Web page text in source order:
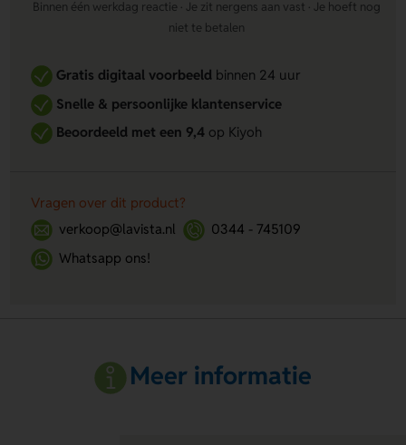
Binnen één werkdag reactie · Je zit nergens aan vast · Je hoeft nog
niet te betalen
Gratis digitaal voorbeeldbinnen 24 uur
Snelle & persoonlijke klantenservice
Beoordeeld met een 9,4op Kiyoh
Vragen over dit product?
verkoop@lavista.nl
0344 - 745109
Whatsapp ons!
Meer informatie